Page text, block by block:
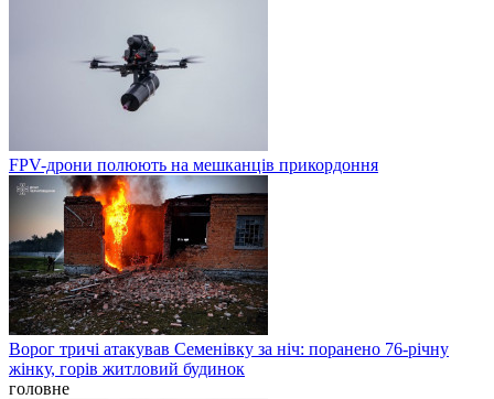
FPV-дрони полюють на мешканців прикордоння
Ворог тричі атакував Семенівку за ніч: поранено 76-річну
жінку, горів житловий будинок
головне